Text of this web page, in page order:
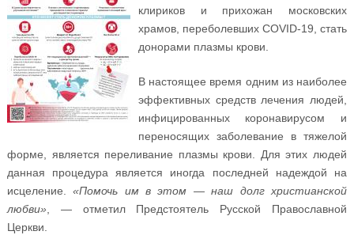
клириков и прихожан московских
храмов, переболевших COVID-19, стать
донорами плазмы крови.
В настоящее время одним из наиболее
эффективных средств лечения людей,
инфицированных коронавирусом и
переносящих заболевание в тяжелой
форме, является переливание плазмы крови. Для этих людей
данная процедура является иногда последней надеждой на
исцеление.«Помочь им в этом — наш долг христианской
любви» , — отметил Предстоятель Русской Православной
Церкви.